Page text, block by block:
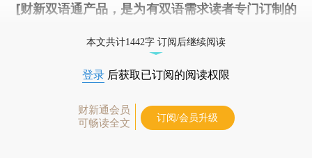
[财新双语通产品，是为有双语需求读者专门订制的
本文共计1442字 订阅后继续阅读
登录 后获取已订阅的阅读权限
财新通会员
可畅读全文
订阅/会员升级